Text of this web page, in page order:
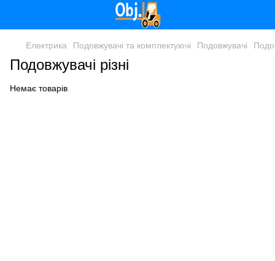
Електрика Подовжувачі та комплектуючі Подовжувачі
Подовжувачі різні
Немає товарів